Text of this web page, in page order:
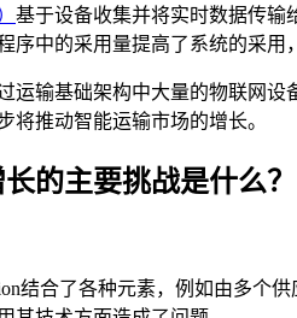
基于设备收集并将实时数据传输
序中的采用量提高了系统的采用
运输基础架构中大量的物联网
将推动智能运输市场的增长。
的主要挑战是什么？
结合了各种元素，例如由多